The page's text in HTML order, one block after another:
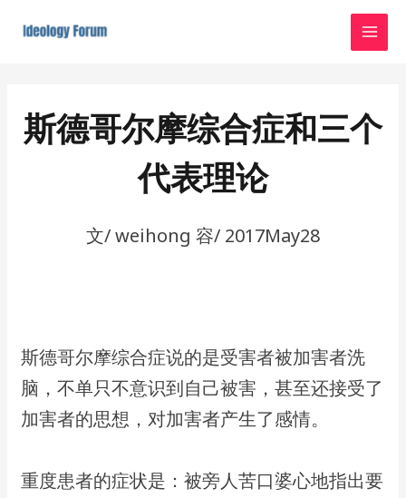
斯德哥尔摩综合症和三个
代表理论
文/ weihong 容/ 2017May28
​斯德哥尔摩综合症说的是受害者被加害者洗
脑，不单只不意识到自己被害，​甚至还接受了
加害者的思想，对加害者产生了感情。
​重度患者的症状是：被旁人苦口婆心地指出要